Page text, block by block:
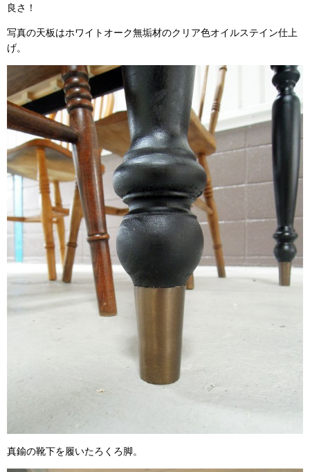
良さ！
写真の天板はホワイトオーク無垢材のクリア色オイルステイン仕上
げ。
真鍮の靴下を履いたろくろ脚。